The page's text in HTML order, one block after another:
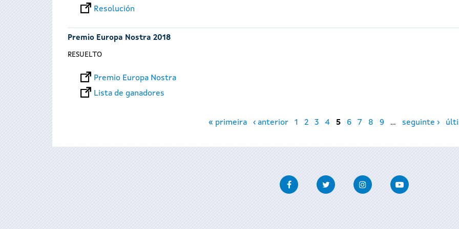
Resolución
Premio Europa Nostra 2018
RESUELTO
Premio Europa Nostra
Lista de ganadores
« primeira ‹ anterior 1 2 3 4 5 6 7 8 9 … seguinte ›
FacebookTwitter InstagramYoutube